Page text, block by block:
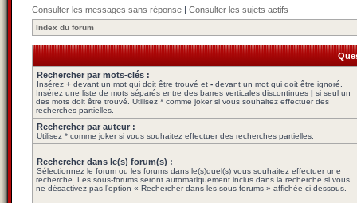
Consulter les messages sans réponse | Consulter les sujets actifs
Index du forum
Rechercher par mots-clés :
Insérez + devant un mot qui doit être trouvé et - devant un mot qui doit être ignoré.
Insérez une liste de mots séparés entre des barres verticales discontinues | si seul un
des mots doit être trouvé. Utilisez * comme joker si vous souhaitez effectuer des
recherches partielles.
Rechercher par auteur :
Utilisez * comme joker si vous souhaitez effectuer des recherches partielles.
Rechercher dans le(s) forum(s) :
Sélectionnez le forum ou les forums dans le(s)quel(s) vous souhaitez effectuer une
recherche. Les sous-forums seront automatiquement inclus dans la recherche si vous
ne désactivez pas l’option « Rechercher dans les sous-forums » affichée ci-dessous.